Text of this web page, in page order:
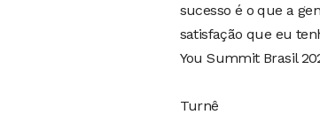
sucesso é o que a
satisfação que eu
You Summit Brasil
Turnê